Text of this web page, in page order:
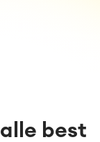
best